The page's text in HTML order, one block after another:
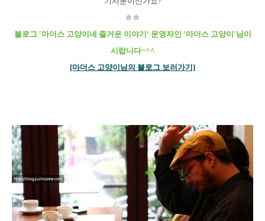
ㅎㅎ
블로그 '마더스 고양이네 즐거운 이야기' 운영자인 '마더스 고양이'님이
시랍니다~^^
[마더스 고양이님의 블로그 보러가기]